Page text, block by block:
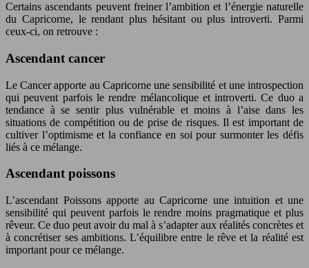
Certains ascendants peuvent freiner l’ambition et l’énergie naturelle
du Capricorne, le rendant plus hésitant ou plus introverti. Parmi
ceux-ci, on retrouve :
Ascendant cancer
Le Cancer apporte au Capricorne une sensibilité et une introspection
qui peuvent parfois le rendre mélancolique et introverti. Ce duo a
tendance à se sentir plus vulnérable et moins à l’aise dans les
situations de compétition ou de prise de risques. Il est important de
cultiver l’optimisme et la confiance en soi pour surmonter les défis
liés à ce mélange.
Ascendant poissons
L’ascendant Poissons apporte au Capricorne une intuition et une
sensibilité qui peuvent parfois le rendre moins pragmatique et plus
rêveur. Ce duo peut avoir du mal à s’adapter aux réalités concrètes et
à concrétiser ses ambitions. L’équilibre entre le rêve et la réalité est
important pour ce mélange.